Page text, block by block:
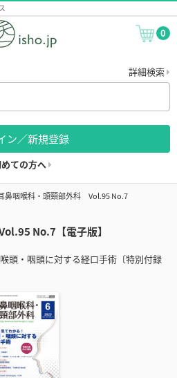
0
詳細検索
ン／新規登録
ての方へ
鼻咽喉科・頭頸部外科 Vol.95 No.7
No.7【電子版】
・咽頭に対する経口手術〔特別付録